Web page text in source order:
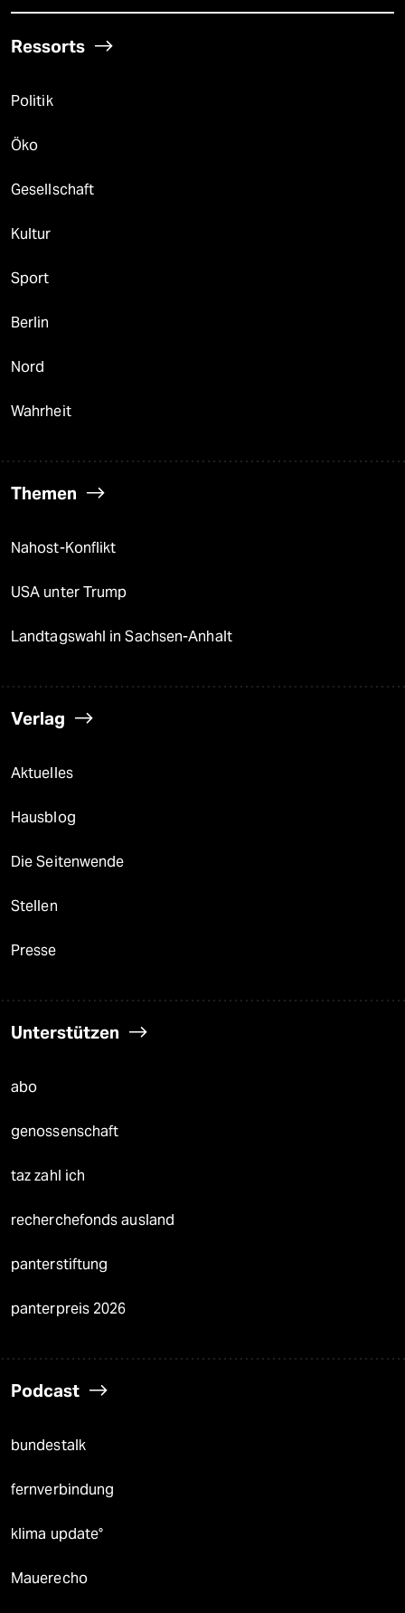
Ressorts
Politik
Öko
Gesellschaft
Kultur
Sport
Berlin
Nord
Wahrheit
Themen
Nahost-Konflikt
USA unter Trump
Landtagswahl in Sachsen-Anhalt
Verlag
Aktuelles
Hausblog
Die Seitenwende
Stellen
Presse
Unterstützen
abo
genossenschaft
taz zahl ich
recherchefonds ausland
panterstiftung
panterpreis 2026
Podcast
bundestalk
fernverbindung
klima update°
Mauerecho